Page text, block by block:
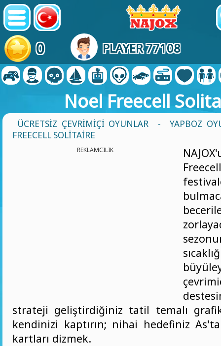
0 PLAYER 77108
Noel Freecell
ÜCRETSIZ ÇEVRIMIÇI OYUNLAR -
YAPBOZ
FREECELL SOLITAIRE
REKLAMCILIK
strateji geliştirdiğiniz tatil temalı
kendinizi kaptırın; nihai hedefiniz
kartları dizmek.